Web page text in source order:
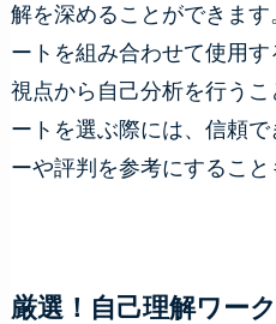
解を深めることができま
ートを組み合わせて使用
視点から自己分析を行う
ートを選ぶ際には、信頼
ーや評判を参考にすること
厳選！自己理解ワー